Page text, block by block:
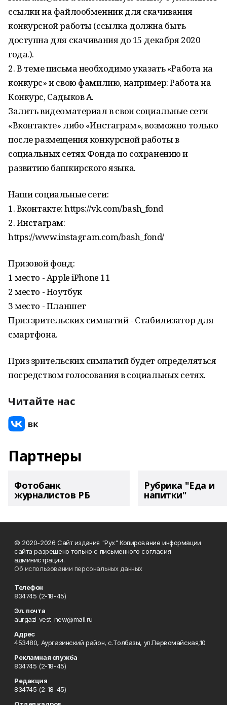
ссылки на файлообменник для скачивания
конкурсной работы (ссылка должна быть
доступна для скачивания до 15 декабря 2020
года.).
2. В теме письма необходимо указать «Работа на
конкурс» и свою фамилию, например: Работа на
Конкурс, Садыков А.
Залить видеоматериал в свои социальные сети
«Вконтакте» либо «Инстаграм», возможно только
после размещения конкурсной работы в
социальных сетях Фонда по сохранению и
развитию башкирского языка.
Наши социальные сети:
1. Вконтакте: https://vk.com/bash_fond
2. Инстаграм:
https://www.instagram.com/bash_fond/
Призовой фонд:
1 место - Apple iPhone 11
2 место - Ноутбук
3 место - Планшет
Приз зрительских симпатий - Стабилизатор для
смартфона.
Приз зрительских симпатий будет определяться
посредством голосования в социальных сетях.
Читайте нас
Партнеры
Фотобанк
журналистов РБ
Рубрика "Еда и
напитки"
© 2020-2026 Сайт издания "Рух" Копирование информации
сайта разрешено только с письменного согласия
администрации.
Об использовании персональных данных
Телефон
834745 (2-18-45)
Эл. почта
aurgazi_vest_new@mail.ru
Адрес
453480, Аургазинский район, с.Толбазы, ул.Первомайская,10
Рекламная служба
834745 (2-18-45)
Редакция
834745 (2-18-45)